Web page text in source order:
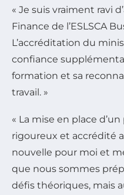
« Je suis vraiment ravi
Finance de l’ESLSCA
L’accréditation du
confiance
formation et sa
travail. »
« La mise en place
rigoureux et accrédité
nouvelle pour moi et
que nous sommes
défis théoriques, mais